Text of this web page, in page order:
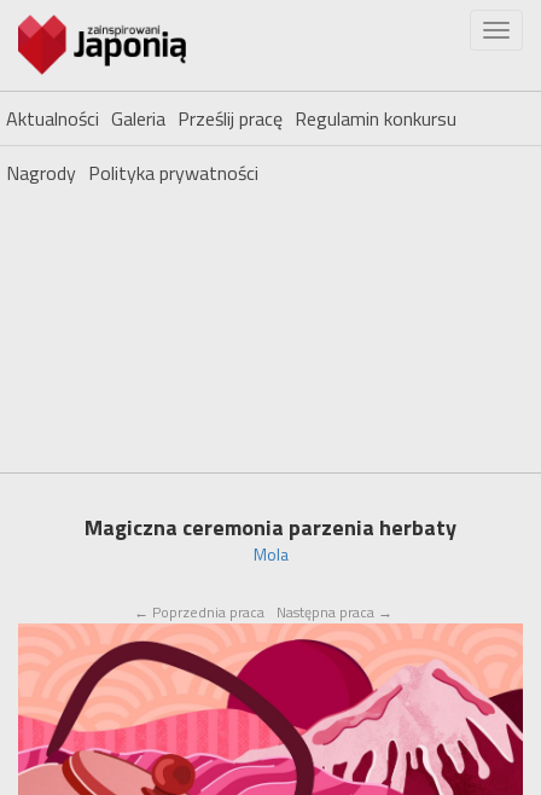
Aktualności Galeria Prześlij pracę Regulamin konkursu
Nagrody Polityka prywatności
Magiczna ceremonia parzenia herbaty
Mola
← Poprzednia praca Następna praca →